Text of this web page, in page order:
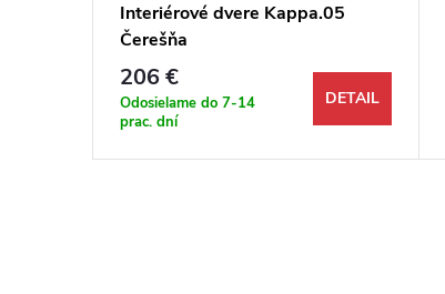
Interiérové dvere Kappa.05
Čerešňa
206 €
Odosielame do 7-14
prac. dní
DETAIL